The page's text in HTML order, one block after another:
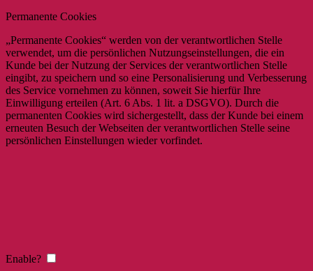
Permanente Cookies
„Permanente Cookies“ werden von der verantwortlichen Stelle
verwendet, um die persönlichen Nutzungseinstellungen, die ein
Kunde bei der Nutzung der Services der verantwortlichen Stelle
eingibt, zu speichern und so eine Personalisierung und Verbesserung
des Service vornehmen zu können, soweit Sie hierfür Ihre
Einwilligung erteilen (Art. 6 Abs. 1 lit. a DSGVO). Durch die
permanenten Cookies wird sichergestellt, dass der Kunde bei einem
erneuten Besuch der Webseiten der verantwortlichen Stelle seine
persönlichen Einstellungen wieder vorfindet.
Enable?